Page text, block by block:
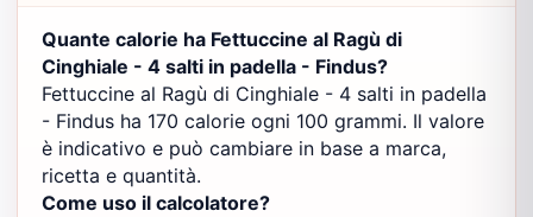
Quante calorie ha Fettuccine al Ragù di
Cinghiale - 4 salti in padella - Findus?
Fettuccine al Ragù di Cinghiale - 4 salti in padella
- Findus ha 170 calorie ogni 100 grammi. Il valore
è indicativo e può cambiare in base a marca,
ricetta e quantità.
Come uso il calcolatore?